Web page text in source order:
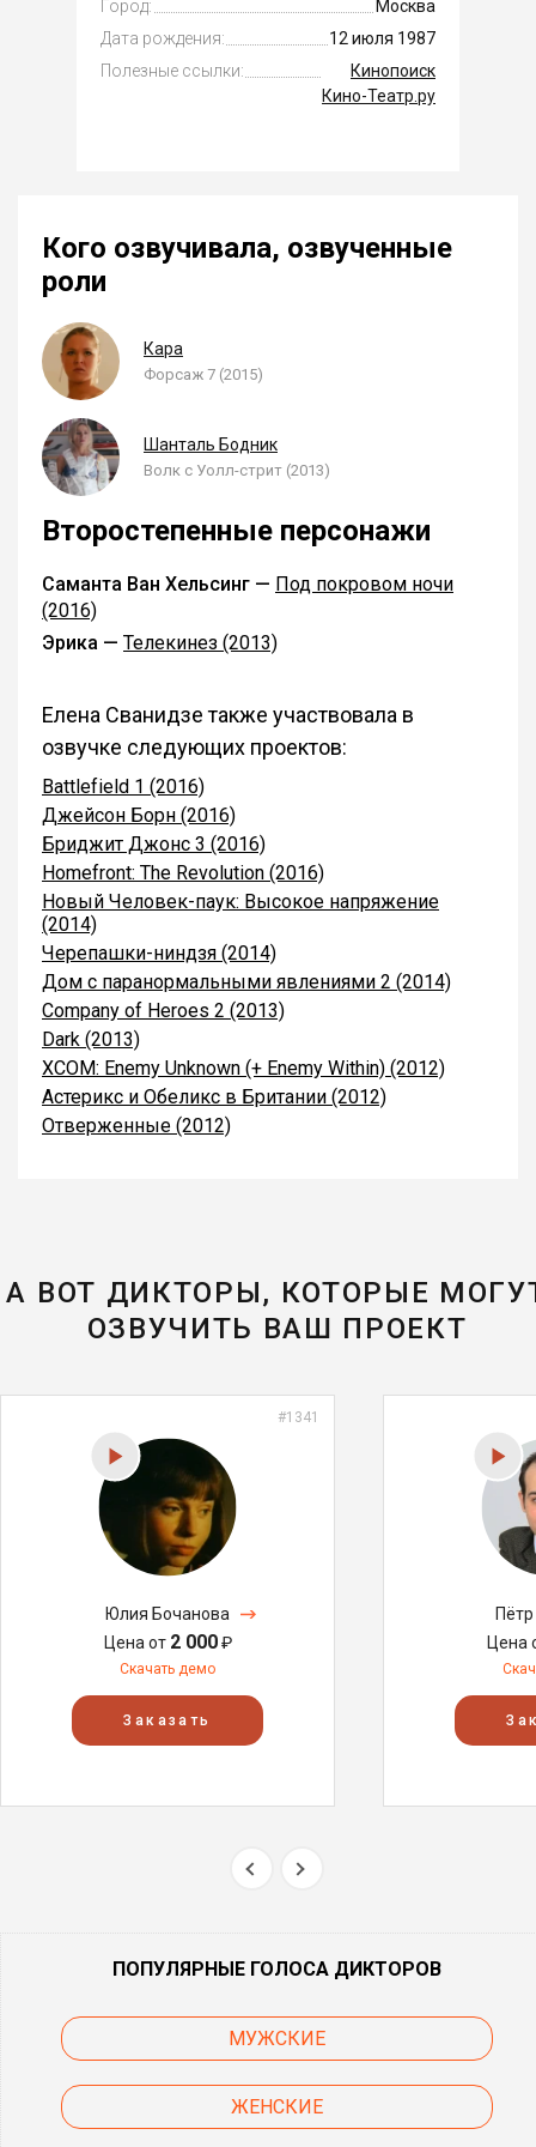
Город:
Москва
Дата рождения:
12 июля 1987
Полезные ссылки:
Кинопоиск
Кино-Театр.ру
Кого озвучивала, озвученные
роли
Кара
Форсаж 7 (2015)
Шанталь Бодник
Волк с Уолл-стрит (2013)
Второстепенные персонажи
Саманта Ван Хельсинг — Под покровом ночи
(2016)
Эрика — Телекинез (2013)
Елена Сванидзе также участвовала в
озвучке следующих проектов:
Battlefield 1 (2016)
Джейсон Борн (2016)
Бриджит Джонс 3 (2016)
Homefront: The Revolution (2016)
Новый Человек-паук: Высокое напряжение
(2014)
Черепашки-ниндзя (2014)
Дом с паранормальными явлениями 2 (2014)
Company of Heroes 2 (2013)
Dark (2013)
XCOM: Enemy Unknown (+ Enemy Within) (2012)
Астерикс и Обеликс в Британии (2012)
Отверженные (2012)
А ВОТ ДИКТОРЫ, КОТОРЫЕ
ОЗВУЧИТЬ ВАШ ПРОЕКТ
#1341
Юлия Бочанова
Цена от 2 000₽
Скачать демо
Заказать
Цена
ПОПУЛЯРНЫЕ ГОЛОСА ДИКТОРОВ
МУЖСКИЕ
ЖЕНСКИЕ